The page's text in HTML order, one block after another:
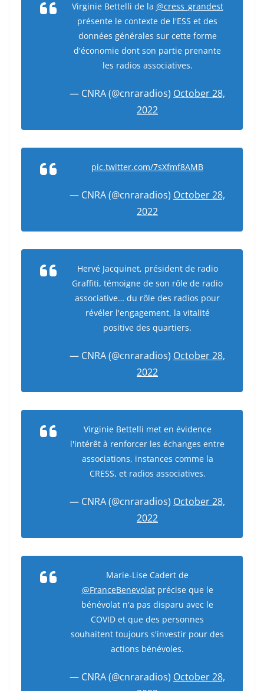
Virginie Bettelli de la @cress_grandest
présente le contexte de l'ESS et des
données générales sur cette forme
d'économie dont son partie prenante
les radios associatives.
— CNRA (@cnraradios) October 28,
2022
pic.twitter.com/7sXfmf8AMB
— CNRA (@cnraradios) October 28,
2022
Hervé Jacquinet, président de radio
Graffiti, témoigne de son rôle de radio
associative… du rôle des radios pour
révéler l'engagement, la vitalité
positive des quartiers.
— CNRA (@cnraradios) October 28,
2022
Virginie Bettelli met en évidence
l'intérêt à renforcer les échanges entre
associations, instances comme la
CRESS, et radios associatives.
— CNRA (@cnraradios) October 28,
2022
Marie-Lise Cadert de
@FranceBenevolatprécise que le
bénévolat n'a pas disparu avec le
COVID et que des personnes
souhaitent toujours s'investir pour des
actions bénévoles.
— CNRA (@cnraradios) October 28,